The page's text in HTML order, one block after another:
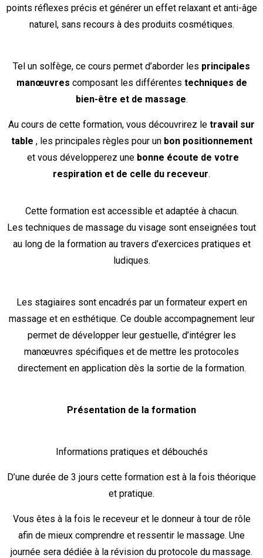
points réflexes précis et générer un effet relaxant et anti-âge
naturel, sans recours à des produits cosmétiques.
Tel un solfège, ce cours permet d’aborder les principales
manœuvres composant les différentes techniques de
bien-être et de massage.
Au cours de cette formation, vous découvrirez le travail sur
table , les principales règles pour un bon positionnement
et vous développerez une bonne écoute de votre
respiration et de celle du receveur.
Cette formation est accessible et adaptée à chacun.
Les techniques de massage du visage sont enseignées tout
au long de la formation au travers d’exercices pratiques et
ludiques.
Les stagiaires sont encadrés par un formateur expert en
massage et en esthétique. Ce double accompagnement leur
permet de développer leur gestuelle, d’intégrer les
manœuvres spécifiques et de mettre les protocoles
directement en application dès la sortie de la formation.
Présentation de la formation
Informations pratiques et débouchés
D’une durée de 3 jours cette formation est à la fois théorique
et pratique.
Vous êtes à la fois le receveur et le donneur à tour de rôle
afin de mieux comprendre et ressentir le massage. Une
journée sera dédiée à la révision du protocole du massage.